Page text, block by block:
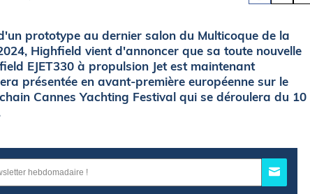
prototype au dernier salon du Multicoque de la
Highfield vient d'annoncer que sa toute nouvelle
EJET330 à propulsion Jet est maintenant
présentée en avant-première européenne sur le
Cannes Yachting Festival qui se déroulera du 10